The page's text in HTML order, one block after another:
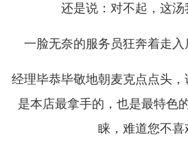
还是说：对不起，这汤
一脸无奈的服务员狂奔着走入
经理毕恭毕敬地朝麦克点点头
是本店最拿手的，也是最特色
睐，难道您不喜